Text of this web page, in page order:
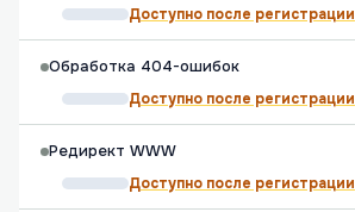
Доступно после регистрации
Обработка 404-ошибок
Доступно после регистрации
Редирект WWW
Доступно после регистрации